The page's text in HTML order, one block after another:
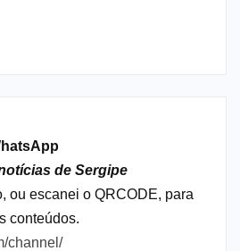
de Sergipe
ou escanei o QRCODE, para
conteúdos.
channel/